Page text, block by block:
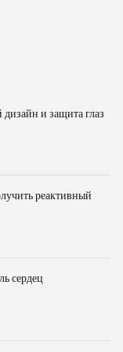
и защита глаз
реактивный
сердец